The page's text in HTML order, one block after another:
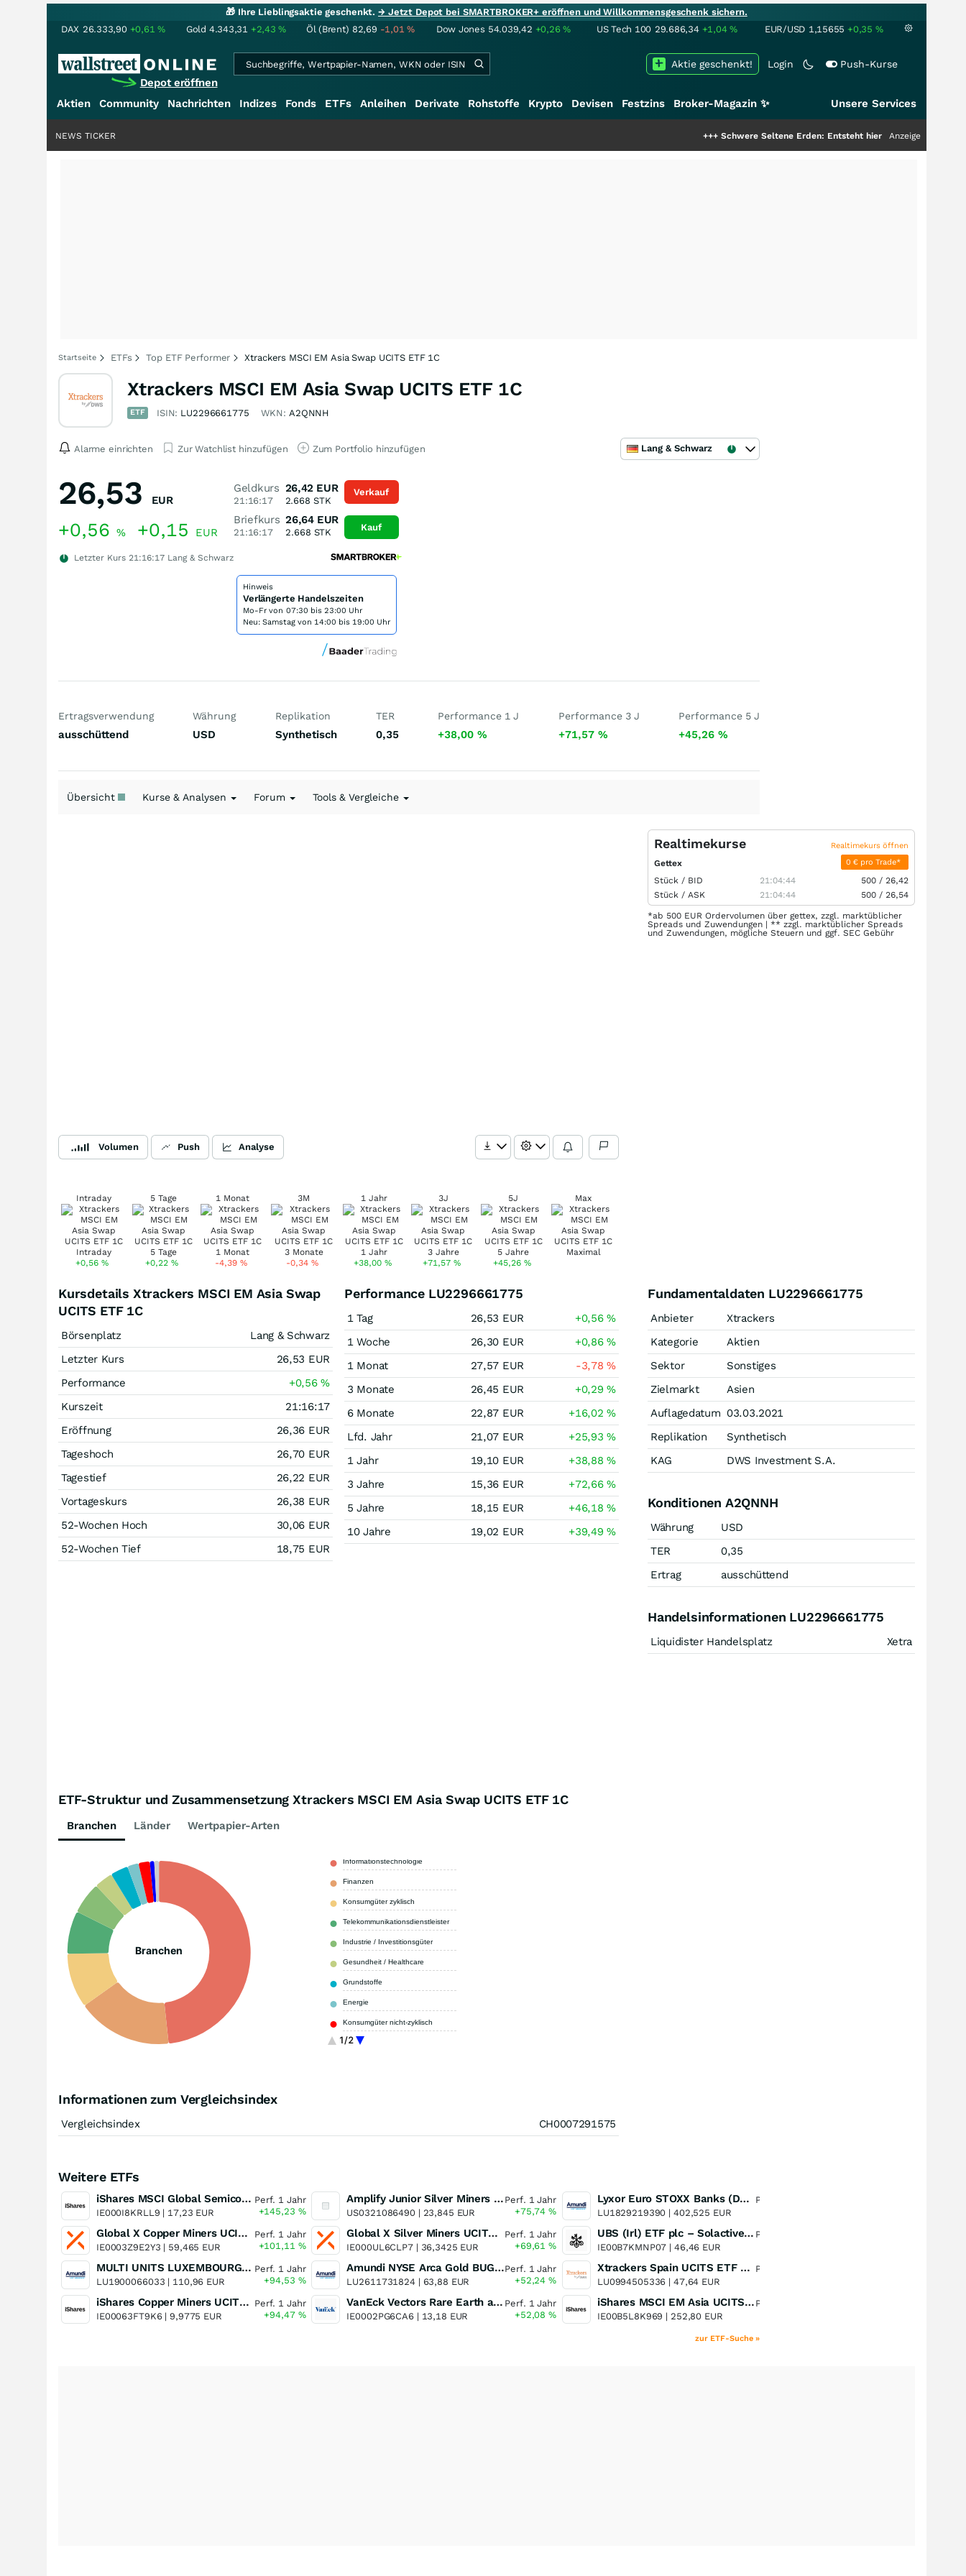
🎁 Ihre Lieblingsaktie geschenkt.→ Jetzt Depot bei SMARTBROKER+ eröffnen und Willkommensgeschenk sichern.
DAX 26.333,90 +0,61% Gold 4.343,31 +2,43% Öl (Brent) 82,69 -1,01% Dow Jones 54.039,42 +0,26% US Tech 100 29.686,34 +1,04% EUR/USD 1,15655 +0,35 %
Depot eröffnen
Login Push-Kurse
Aktie geschenkt!
Aktien Community Nachrichten Indizes Fonds ETFs Anleihen Derivate Rohstoffe Krypto Devisen Festzins Broker-Magazin ✨ Unsere Services
Schwere Seltene Erden: Entsteht hier die nächste Milliardenstory?
Anzeige
NEWS TICKER
Startseite ETFs Top ETF Performer Xtrackers MSCI EM Asia Swap UCITS ETF 1C
Xtrackers MSCI EM Asia Swap UCITS ETF 1C
ETF ISIN: LU2296661775 WKN: A2QNNH
Alarme einrichten Zur Watchlist hinzufügen Zum Portfolio hinzufügen Lang & Schwarz
26,53 EUR
+0,56 % +0,15 EUR
Letzter Kurs 21:16:17 Lang & Schwarz
Geldkurs
21:16:17
26,42 EUR
2.668 STK
Briefkurs
21:16:17
26,64 EUR
2.668 STK
Verkauf
Kauf
Hinweis
Verlängerte Handelszeiten
Mo-Fr von 07:30 bis 23:00 Uhr
Neu: Samstag von 14:00 bis 19:00 Uhr
Ertragsverwendung
ausschüttend
Währung
USD
Replikation
Synthetisch
TER
0,35
Performance 1 J
+38,00%
Performance 3 J
+71,57 %
Performance 5 J
+45,26 %
Übersicht Kurse & Analysen Forum Tools & Vergleiche
Volumen Push Analyse
Intraday
+0,56%
5 Tage
+0,22%
1 Monat
-4,39%
3M
-0,34%
1 Jahr
+38,00%
3J
+71,57%
5J
+45,26 %
Max
Realtimekurse Realtimekurs öffnen
Gettex 0 € pro Trade*
Stück / BID 21:04:44 500 / 26,42
Stück / ASK 21:04:44 500 / 26,54
*ab 500 EUR Ordervolumen über gettex, zzgl. marktüblicher
Spreads und Zuwendungen | ** zzgl. marktüblicher Spreads
und Zuwendungen, mögliche Steuern und ggf. SEC Gebühr
Kursdetails Xtrackers MSCI EM Asia Swap
UCITS ETF 1C
Börsenplatz
Lang & Schwarz
Letzter Kurs
26,53 EUR
Performance
+0,56%
Kurszeit
21:16:17
Eröffnung
26,36 EUR
Tageshoch
26,70 EUR
Tagestief
26,22 EUR
Vortageskurs
26,38 EUR
52-Wochen Hoch
30,06 EUR
52-Wochen Tief
18,75 EUR
Performance LU2296661775
1 Tag 26,53 EUR +0,56%
1 Woche
26,30 EUR +0,86%
1 Monat
27,57 EUR -3,78%
3 Monate
26,45 EUR +0,29%
6 Monate
22,87 EUR +16,02%
Lfd. Jahr
21,07 EUR +25,93%
1 Jahr
19,10 EUR +38,88%
3 Jahre
15,36 EUR +72,66%
5 Jahre
18,15 EUR +46,18%
10 Jahre
19,02 EUR +39,49%
ETF-Struktur und Zusammensetzung Xtrackers MSCI EM Asia Swap UCITS ETF 1C
Branchen Länder Wertpapier-Arten
Branchen
1/2
Informationstechnologie
Finanzen
Konsumgüter zyklisch
Telekommunikationsdienstleister
Industrie / Investitionsgüter
Gesundheit / Healthcare
Grundstoffe
Energie
Konsumgüter nicht-zyklisch
Immobilien
Informationen zum Vergleichsindex
Vergleichsindex CH0007291575
Fundamentaldaten LU2296661775
Anbieter
Xtrackers
Kategorie
Aktien
Sektor
Sonstiges
Zielmarkt
Asien
Auflagedatum 03.03.2021
Replikation
Synthetisch
KAG
DWS Investment S.A.
Konditionen A2QNNH
Währung
USD
TER
0,35
Ertrag
ausschüttend
Handelsinformationen LU2296661775
Liquidister Handelsplatz Xetra
Weitere ETFs
iShares MSCI Global Semiconductors UCITS ETF USD (Acc)
IE000I8KRLL9 | 17,23 EUR
Perf. 1 Jahr
+145,23 %
Global X Copper Miners UCITS ETF USD Acc
IE0003Z9E2Y3 | 59,465 EUR
Perf. 1 Jahr
+101,11 %
MULTI UNITS LUXEMBOURG - Lyxor MSCI Semiconductors ESG Filtered
LU1900066033 | 110,96 EUR
Perf. 1 Jahr
+94,53 %
iShares Copper Miners UCITS ETF
IE00063FT9K6 |9,9775 EUR
Perf. 1 Jahr
+94,47 %
Amplify Junior Silver Miners ETF Junior Silver Miners ETF
US0321086490 | 23,845 EUR
Perf. 1 Jahr
+75,74%
Global X Silver Miners UCITS ETF
IE000UL6CLP7 | 36,3425 EUR
Perf. 1 Jahr
+69,61%
Amundi NYSE Arca Gold BUGS UCITS ETF Dist
LU2611731824 | 63,88 EUR
Perf. 1 Jahr
+52,24%
VanEck Vectors Rare Earth and Strategic Metals UCITS ETF
IE0002PG6CA6 | 13,18 EUR
Perf. 1 Jahr
+52,08%
Lyxor Euro STOXX Banks (DR) UCITS ETF- Acc
LU1829219390 | 402,525 EUR
Perf. 1 Jahr
UBS (Irl) ETF plc – Solactive Global Pure Gold Miners UCITS ETF - A Dis USD o.N.
IE00B7KMNP07 | 46,46 EUR
Perf. 1 Jahr
Xtrackers Spain UCITS ETF Distribution
LU0994505336 | 47,64 EUR
Perf. 1 Jahr
iShares MSCI EM Asia UCITS ETF
IE00B5L8K969 | 252,80 EUR
Perf. 1 Jahr
zur ETF-Suche »